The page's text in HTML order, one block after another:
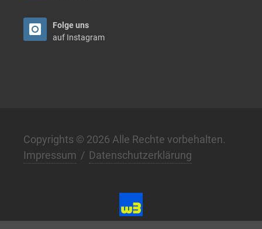
Folge uns
auf Instagram
Copyrights © 2026 Alle Rechte vorbehalten.
Impressum / Datenschutzerklärung